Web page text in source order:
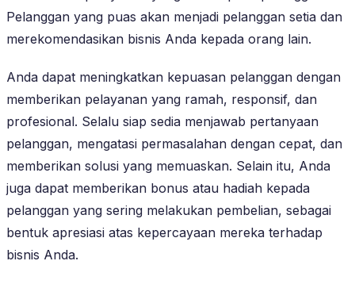
Pelanggan yang puas akan menjadi pelanggan setia dan
merekomendasikan bisnis Anda kepada orang lain.
Anda dapat meningkatkan kepuasan pelanggan dengan
memberikan pelayanan yang ramah, responsif, dan
profesional. Selalu siap sedia menjawab pertanyaan
pelanggan, mengatasi permasalahan dengan cepat, dan
memberikan solusi yang memuaskan. Selain itu, Anda
juga dapat memberikan bonus atau hadiah kepada
pelanggan yang sering melakukan pembelian, sebagai
bentuk apresiasi atas kepercayaan mereka terhadap
bisnis Anda.